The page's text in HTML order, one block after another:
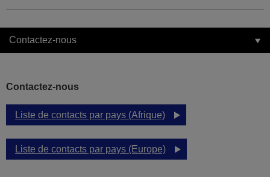
Contactez-nous
Contactez-nous
Liste de contacts par pays (Afrique)
Liste de contacts par pays (Europe)